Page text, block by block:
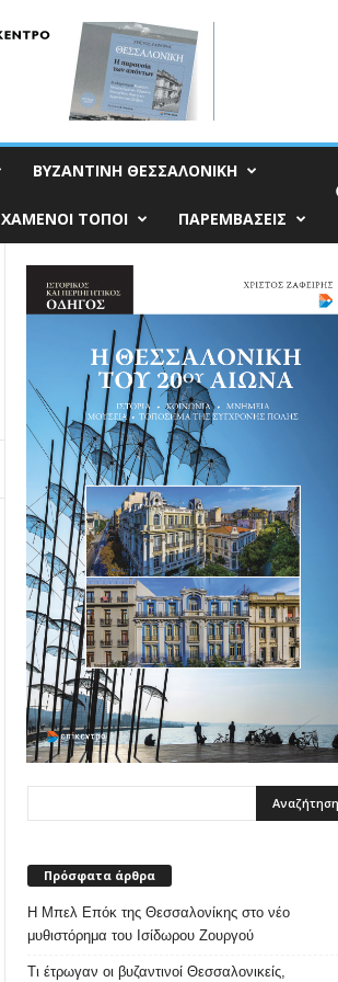
ΒΥΖΑΝΤΙΝΗ ΘΕΣΣΑΛΟΝΙΚΗ
ΧΑΜΕΝΟΙ ΤΟΠΟΙ ΠΑΡΕΜΒΑΣΕΙΣ
Πρόσφατα άρθρα
Η Μπελ Επόκ της Θεσσαλονίκης στο νέο
μυθιστόρημα του Ισίδωρου Ζουργού
Τι έτρωγαν οι βυζαντινοί Θεσσαλονικείς,